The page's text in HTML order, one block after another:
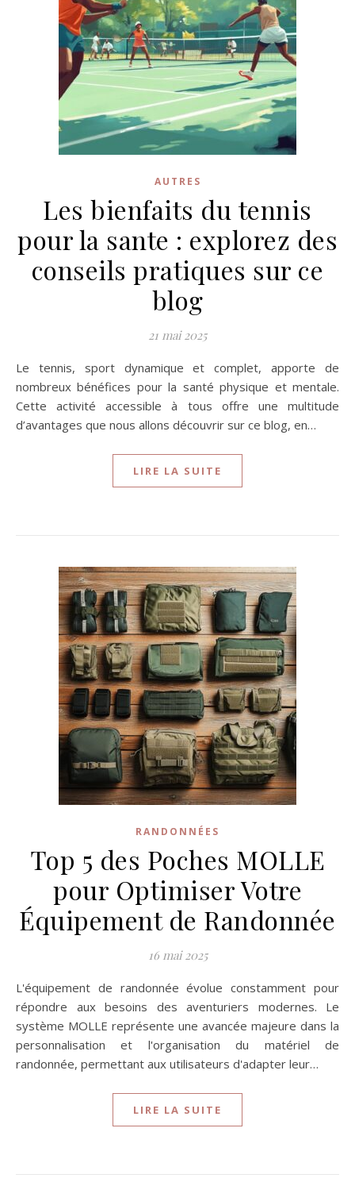
AUTRES
Les bienfaits du tennis
pour la sante : explorez des
conseils pratiques sur ce
blog
21 mai 2025
Le tennis, sport dynamique et complet, apporte de
nombreux bénéfices pour la santé physique et mentale.
Cette activité accessible à tous offre une multitude
d’avantages que nous allons découvrir sur ce blog, en…
LIRE LA SUITE
RANDONNÉES
Top 5 des Poches MOLLE
pour Optimiser Votre
Équipement de Randonnée
16 mai 2025
L'équipement de randonnée évolue constamment pour
répondre aux besoins des aventuriers modernes. Le
système MOLLE représente une avancée majeure dans la
personnalisation et l'organisation du matériel de
randonnée, permettant aux utilisateurs d'adapter leur…
LIRE LA SUITE